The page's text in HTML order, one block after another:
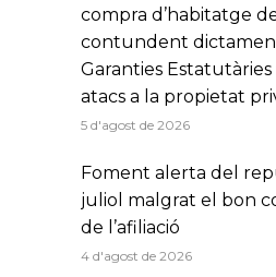
compra d’habitatge
contundent dictamen
Garanties
atacs a la propietat
5 d'agost de 2026
Foment alerta del
juliol malgrat el bon
de l’afiliació
4 d'agost de 2026